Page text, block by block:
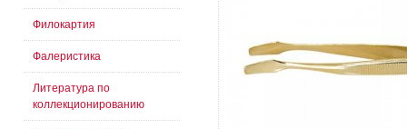
Филокартия
Фалеристика
Литература по
коллекционированию